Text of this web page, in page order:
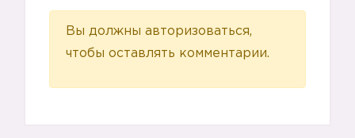
Вы должны авторизоваться,
чтобы оставлять комментарии.